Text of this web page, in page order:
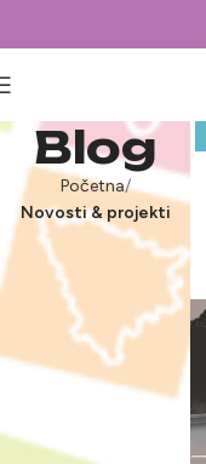
Blog
Početna
Novosti & projekti